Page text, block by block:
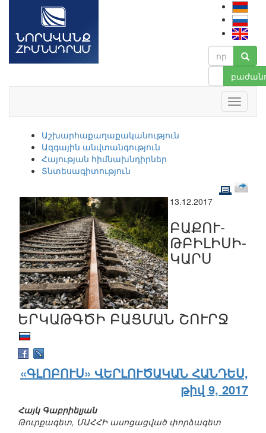
Աշխարհաքաղաքականություն
Ազգային անվտանգություն
Հայության հիմնախնդիրներ
Տնտեսագիտություն
13.12.2017
ԲԱՔՈՒ-
ԹԲԻԼԻՍԻ-
ԿԱՐՍ
ԵՐԿԱԹԳԾԻ ԲԱՑՄԱՆ ՇՈՒՐՋ
«ԳԼՈԲՈՒՍ» ՎԵՐԼՈՒԾԱԿԱՆ ՀԱՆԴԵՍ,
թիվ 9, 2017
Հայկ Գաբրիելյան
Թուրքագետ, ՄԱՀՀԻ ասոցացված փորձագետ